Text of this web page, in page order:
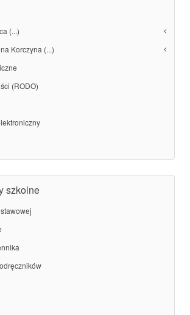
(...)
Korczyna (...)
(RODO)
szkolne